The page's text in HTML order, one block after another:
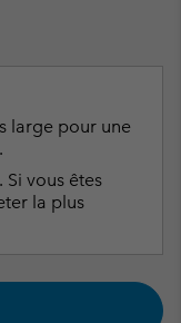
large pour une
Si vous êtes
la plus